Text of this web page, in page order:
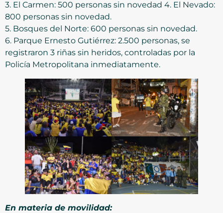
3.⁠ ⁠El Carmen: 500 personas sin novedad 4. El Nevado:
800 personas sin novedad.
5.⁠ ⁠Bosques del Norte: 600 personas sin novedad.
6.⁠ ⁠Parque Ernesto Gutiérrez: 2.500 personas, se
registraron 3 riñas sin heridos, controladas por la
Policía Metropolitana inmediatamente.
En materia de movilidad: